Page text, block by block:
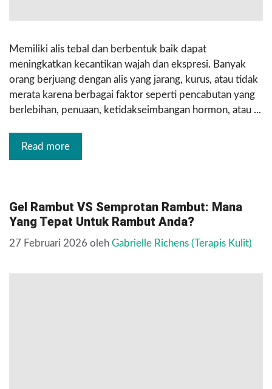
Memiliki alis tebal dan berbentuk baik dapat
meningkatkan kecantikan wajah dan ekspresi. Banyak
orang berjuang dengan alis yang jarang, kurus, atau tidak
merata karena berbagai faktor seperti pencabutan yang
berlebihan, penuaan, ketidakseimbangan hormon, atau ...
Read more
Gel Rambut VS Semprotan Rambut: Mana
Yang Tepat Untuk Rambut Anda?
27 Februari 2026 oleh Gabrielle Richens (Terapis Kulit)